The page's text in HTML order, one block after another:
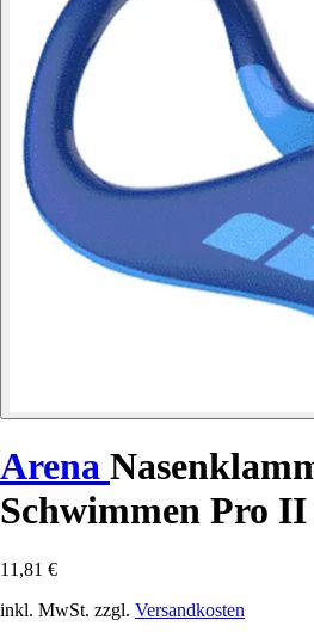
Arena
Schwimmen Pro II
11,81 €
inkl. MwSt. zzgl. Versandkosten